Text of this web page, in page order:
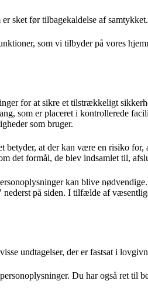
sket før tilbagekaldelse af samtykket.
som vi tilbyder på vores
for at sikre et tilstrækkeligt
som er placeret i kontrollerede
som bruger.
at der kan være en risiko
det formål, de blev indsamlet til,
kan blive
på siden. I tilfælde af
undtagelser, der er fastsat i
Du har også ret til